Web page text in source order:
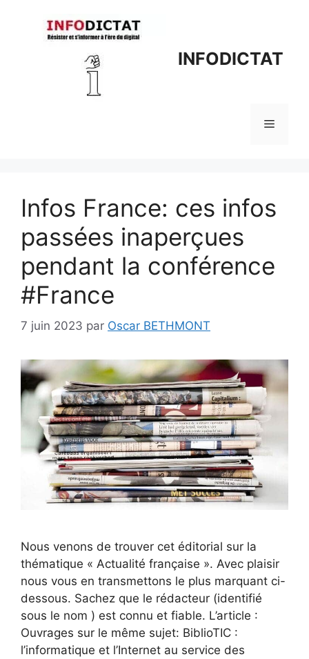
INFODICTAT
Menu
Infos France: ces infos
passées inaperçues
pendant la conférence
#France
7 juin 2023 par Oscar BETHMONT
Nous venons de trouver cet éditorial sur la
thématique « Actualité française ». Avec plaisir
nous vous en transmettons le plus marquant ci-
dessous. Sachez que le rédacteur (identifié
sous le nom ) est connu et fiable. L’article :
Ouvrages sur le même sujet: BiblioTIC :
l’informatique et l’Internet au service des